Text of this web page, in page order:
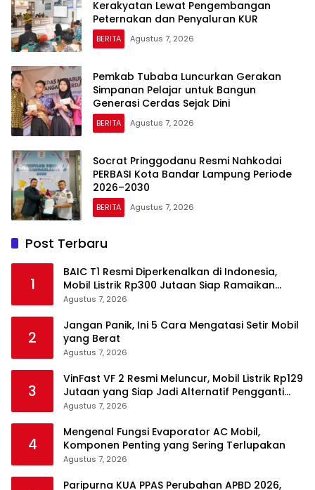
Kerakyatan Lewat Pengembangan
Peternakan dan Penyaluran KUR
BERITA Agustus 7, 2026
Pemkab Tubaba Luncurkan Gerakan
Simpanan Pelajar untuk Bangun
Generasi Cerdas Sejak Dini
BERITA Agustus 7, 2026
Socrat Pringgodanu Resmi Nahkodai
PERBASI Kota Bandar Lampung Periode
2026–2030
BERITA Agustus 7, 2026
Post Terbaru
1
BAIC T1 Resmi Diperkenalkan di Indonesia,
Mobil Listrik Rp300 Jutaan Siap Ramaikan
Pasar EV
Agustus 7, 2026
2
Jangan Panik, Ini 5 Cara Mengatasi Setir Mobil
yang Berat
Agustus 7, 2026
3
VinFast VF 2 Resmi Meluncur, Mobil Listrik Rp129
Jutaan yang Siap Jadi Alternatif Pengganti
Motor
Agustus 7, 2026
4
Mengenal Fungsi Evaporator AC Mobil,
Komponen Penting yang Sering Terlupakan
Agustus 7, 2026
Paripurna KUA PPAS Perubahan APBD 2026,